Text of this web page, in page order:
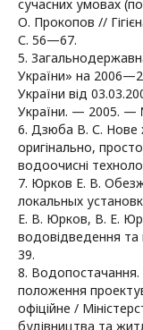
сучасних умовах
О. Прокопов //
С. 56—67.
5.
України» на
України від
України. — 2005. —
6. Дзюба В. С. Нове
оригінально,
водоочисні
7. Юрков Е. В.
локальных
Е. В. Юрков, В. Е.
водовідведення
39.
8. Водопостачання.
положення
офіційне /
будівництва та